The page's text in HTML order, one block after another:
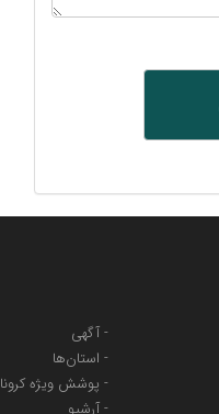
- آگهی
- استان‌ها
- پوشش ویژه کرونا
- آرشیو